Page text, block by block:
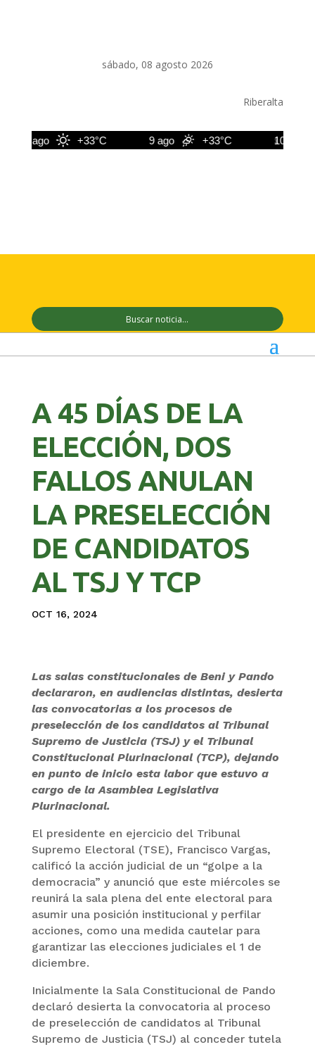
sábado, 08 agosto 2026
Riberalta
8 ago +33°C 9 ago +33°C 10 ago
A 45 DÍAS DE LA
ELECCIÓN, DOS
FALLOS ANULAN
LA PRESELECCIÓN
DE CANDIDATOS
AL TSJ Y TCP
OCT 16, 2024
Las salas constitucionales de Beni y Pando
declararon, en audiencias distintas, desierta
las convocatorias a los procesos de
preselección de los candidatos al Tribunal
Supremo de Justicia (TSJ) y el Tribunal
Constitucional Plurinacional (TCP), dejando
en punto de inicio esta labor que estuvo a
cargo de la Asamblea Legislativa
Plurinacional.
El presidente en ejercicio del Tribunal
Supremo Electoral (TSE), Francisco Vargas,
calificó la acción judicial de un “golpe a la
democracia” y anunció que este miércoles se
reunirá la sala plena del ente electoral para
asumir una posición institucional y perfilar
acciones, como una medida cautelar para
garantizar las elecciones judiciales el 1 de
diciembre.
Inicialmente la Sala Constitucional de Pando
declaró desierta la convocatoria al proceso
de preselección de candidatos al Tribunal
Supremo de Justicia (TSJ) al conceder tutela